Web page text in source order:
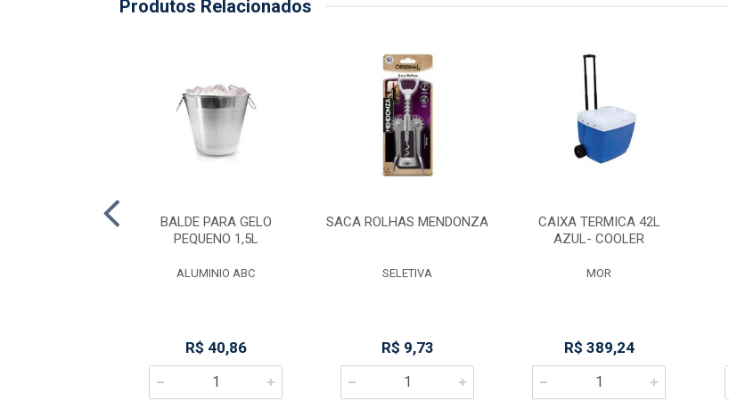
Produtos Relacionados
BALDE PARA GELO
PEQUENO 1,5L
ALUMINIO ABC
R$ 40,86
SACA ROLHAS MENDONZA
SELETIVA
R$ 9,73
CAIXA TERMICA 42L
AZUL- COOLER
MOR
R$ 389,24